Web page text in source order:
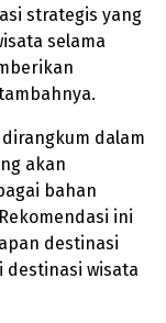
strategis yang
selama
dalam
akan
bahan
ini
destinasi
destinasi wisata